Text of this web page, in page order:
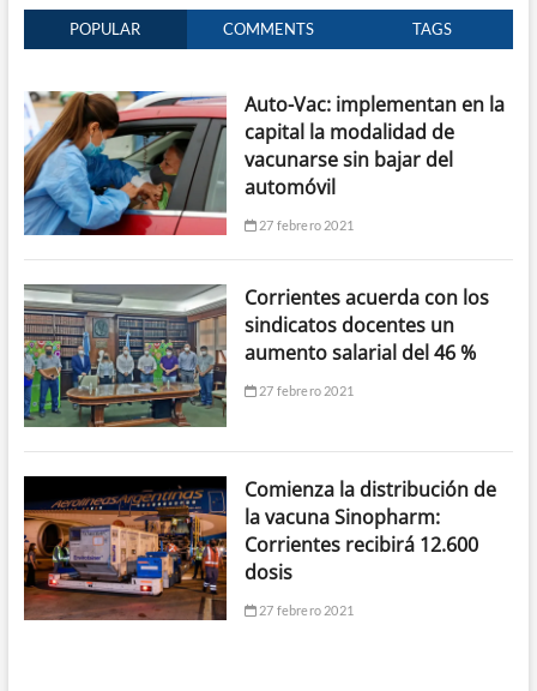
POPULAR COMMENTS TAGS
Auto-Vac: implementan en la
capital la modalidad de
vacunarse sin bajar del
automóvil
27 febrero 2021
Corrientes acuerda con los
sindicatos docentes un
aumento salarial del 46 %
27 febrero 2021
Comienza la distribución de
la vacuna Sinopharm:
Corrientes recibirá 12.600
dosis
27 febrero 2021